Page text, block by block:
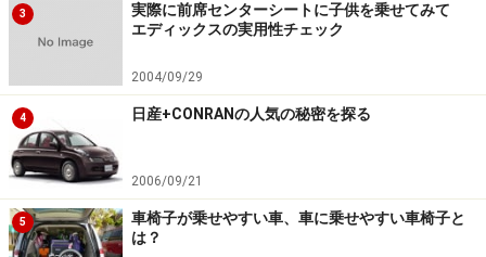
もちろん、サイドブレーキを引いておくことも忘れず
す。
Dに入れてフットブレーキを踏んだ状態では、ペダルから足
が外れてアクセルを踏んでしまったときに危険です。「N」
や「P」レンジを走行中にもきちんと使い分けましょう。
3
実際に前席センターシートに子供を乗せてみて
エディックスの実用性チェック
2004/09/29
4 日産+CONRANの人気の秘密を探る
2006/09/21
5
車椅子が乗せやすい車、車に乗せやすい車椅子と
は？